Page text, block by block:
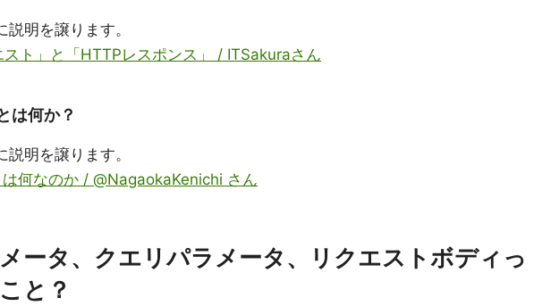
説明を譲ります。
スト」と「HTTPレスポンス」 / ITSakuraさん
は何か？
説明を譲ります。
何なのか / @NagaokaKenichi さん
ータ、クエリパラメータ、リクエストボディっ
と？